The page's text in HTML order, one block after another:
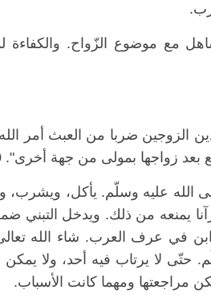
مع موضوع الزّواح. والكفاءة
الزوجين ضربا من العبث أمر
زواجها بمولى من جهة أخرى". 170
الله عليه وسلّم. يأكل،
يمنعه من ذلك. ويدخل التبني
ابن في عرف العرب. شاء الله
لا يرتاب فيه أحد، ولا يمكن
مراجعتها ومهما كانت الأسباب.